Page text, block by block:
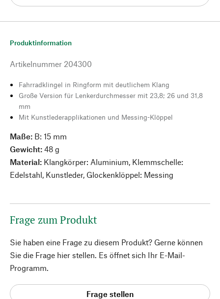
Produktinformation
Artikelnummer 204300
Fahrradklingel in Ringform mit deutlichem Klang
Große Version für Lenkerdurchmesser mit 23,8; 26 und 31,8
mm
Mit Kunstlederapplikationen und Messing-Klöppel
Maße: B: 15 mm
Gewicht: 48 g
Material: Klangkörper: Aluminium, Klemmschelle:
Edelstahl, Kunstleder, Glockenklöppel: Messing
Frage zum Produkt
Sie haben eine Frage zu diesem Produkt? Gerne können
Sie die Frage hier stellen. Es öffnet sich Ihr E-Mail-
Programm.
Frage stellen